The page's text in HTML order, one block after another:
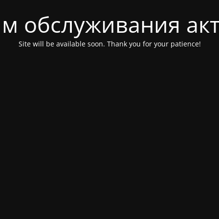
обслуживания
Site will be available soon. Thank you for your patience!